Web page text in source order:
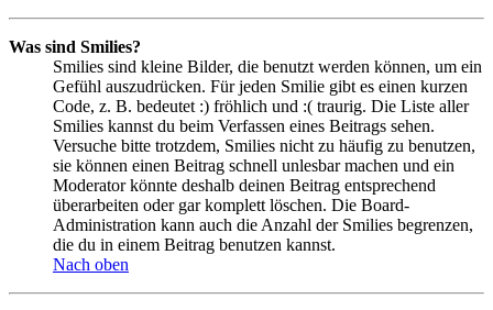
Was sind Smilies?
Smilies sind kleine Bilder, die benutzt werden können, um ein
Gefühl auszudrücken. Für jeden Smilie gibt es einen kurzen
Code, z. B. bedeutet :) fröhlich und :( traurig. Die Liste aller
Smilies kannst du beim Verfassen eines Beitrags sehen.
Versuche bitte trotzdem, Smilies nicht zu häufig zu benutzen,
sie können einen Beitrag schnell unlesbar machen und ein
Moderator könnte deshalb deinen Beitrag entsprechend
überarbeiten oder gar komplett löschen. Die Board-
Administration kann auch die Anzahl der Smilies begrenzen,
die du in einem Beitrag benutzen kannst.
Nach oben